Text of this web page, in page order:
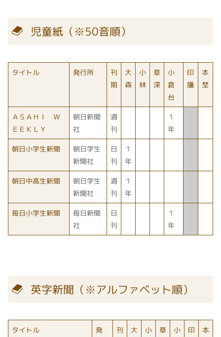
児童紙（※50音順）
タイトル 発行所
刊
期
大
森
小
林
草
深
小
倉
台
印
旛
本
埜
ＡＳＡＨＩ Ｗ
ＥＥＫＬＹ
朝日新聞
社
週
刊
１
年
朝日小学生新聞
朝日学生
新聞社
日
刊
１
年
朝日中高生新聞
朝日学生
新聞社
週
刊
１
年
毎日小学生新聞
毎日新聞
社
日
刊
１
年
英字新聞（※アルファベット順）
タイトル
発
刊
大
小
草
小
印
本